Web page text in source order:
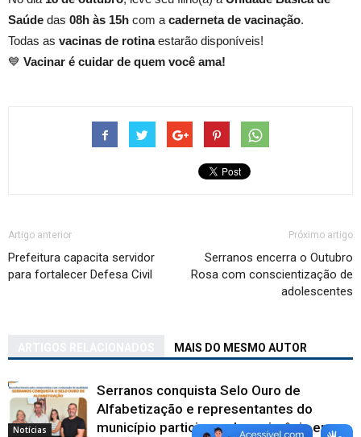
Saúde das 08h às 15h com a caderneta de vacinação.
Todas as vacinas de rotinaestarão disponíveis!
💙 Vacinar é cuidar de quem você ama!
Artigo anterior
Prefeitura capacita servidor
para fortalecer Defesa Civil
Próximo artigo
Serranos encerra o Outubro
Rosa com conscientização de
adolescentes
MAIS DO MESMO AUTOR
Notícias
Serranos conquista Selo Ouro de
Alfabetização e representantes do
município participam de cerimônia em